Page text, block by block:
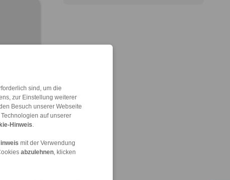
sind, um die
zur Einstellung weiterer
Besuch unserer Webseite
auf unserer
Hinweis
mit der Verwendung
abzulehnen , klicken